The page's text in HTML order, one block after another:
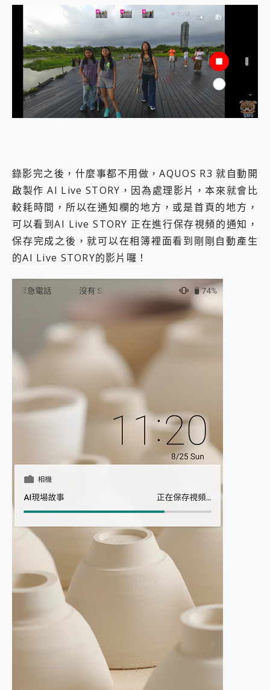
錄影完之後，什麼事都不用做，AQUOS R3 就自動開
啟製作 AI Live STORY，因為處理影片，本來就會比
較耗時間，所以在通知欄的地方，或是首頁的地方，
可以看到AI Live STORY 正在進行保存視頻的通知，
保存完成之後，就可以在相簿裡面看到剛剛自動產生
的AI Live STORY的影片囉！